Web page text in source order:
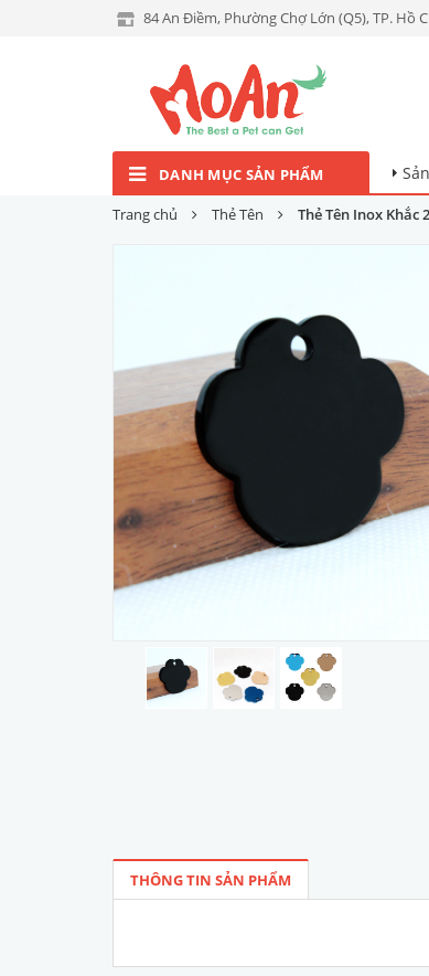
84 An Điềm, Phường Chợ Lớn (Q5), TP. Hồ
DANH MỤC SẢN PHẨM
Trang chủ Thẻ Tên Thẻ Tên Inox Khắc
THÔNG TIN SẢN PHẨM